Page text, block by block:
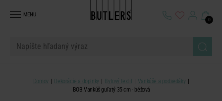
MENU
0
Domov Dekorácie a doplnky Bytový textil
Vankúše a podsedáky
BOB Vankúš guľatý 35 cm - béžová